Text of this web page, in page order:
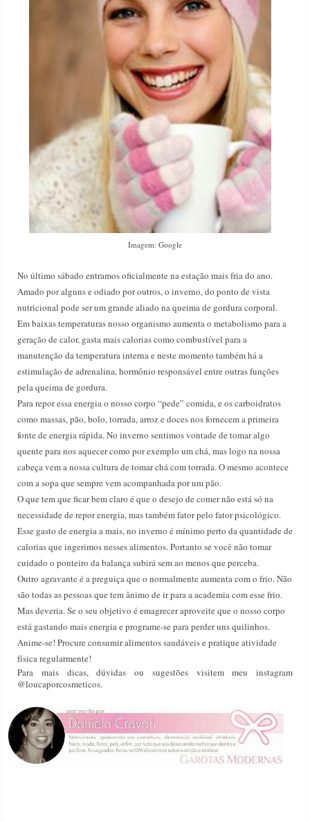
Imagem: Google
No último sábado entramos oficialmente na estação mais fria do ano.
Amado por alguns e odiado por outros, o inverno, do ponto de vista
nutricional pode ser um grande aliado na queima de gordura corporal.
Em baixas temperaturas nosso organismo aumenta o metabolismo para a
geração de calor, gasta mais calorias como combustível para a
manutenção da temperatura interna e neste momento também há a
estimulação de adrenalina, hormônio responsável entre outras funções
pela queima de gordura.
Para repor essa energia o nosso corpo “pede” comida, e oscarboidratos
como massas, pão, bolo, torrada, arroz e doces nos fornecema primeira
fonte de energia rápida. No inverno sentimos vontade de tomar algo
quente para nos aquecer como por exemplo um chá, mas logo na nossa
cabeça vem a nossa cultura de tomarchá com torrada. O mesmo acontece
com a sopa que sempre vem acompanhada por um pão.
O que tem que ficar bem claro é que o desejo de comer não está só na
necessidade de repor energia, mas também fator pelo fator psicológico.
Esse gasto de energia a mais, no inverno é mínimo perto da quantidade de
calorias que ingerimos nesses alimentos. Portanto se você não tomar
cuidado o ponteiro da balança subirá sem ao menos que perceba.
Outro agravante é a preguiça que o normalmente aumenta com o frio. Não
são todas as pessoas que tem ânimo de ir para a academia com esse frio.
Mas deveria. Se o seu objetivo é emagrecer aproveite que o nosso corpo
está gastando mais energia e programe-se para perder uns quilinhos.
Anime-se! Procure consumir alimentos saudáveis e pratique atividade
física regularmente!
Para mais dicas, dúvidas ou sugestões visitem meu instagram
@loucaporcosmeticos.